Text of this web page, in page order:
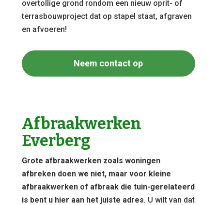
overtollige grond rondom een nieuw oprit- of
terrasbouwproject dat op stapel staat, afgraven
en afvoeren!
Neem contact op
Afbraakwerken
Everberg
Grote afbraakwerken zoals woningen
afbreken doen we niet, maar voor kleine
afbraakwerken of afbraak die tuin-gerelateerd
is bent u hier aan het juiste adres.U wilt van dat